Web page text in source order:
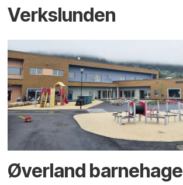
Verkslunden
Øverland barnehage